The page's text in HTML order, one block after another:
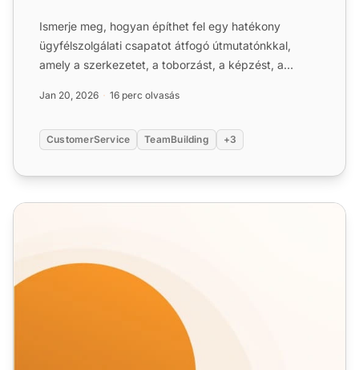
Ismerje meg, hogyan építhet fel egy hatékony
ügyfélszolgálati csapatot átfogó útmutatónkkal,
amely a szerkezetet, a toborzást, a képzést, a
Jan 20, 2026 16 perc olvasás
CustomerService TeamBuilding +3
Ügyfélszolgálati feladatok